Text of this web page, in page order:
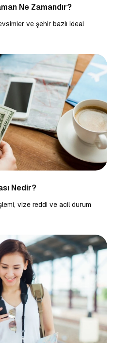
Ne Zamandır?
ve şehir bazlı ideal
Nedir?
vize reddi ve acil durum